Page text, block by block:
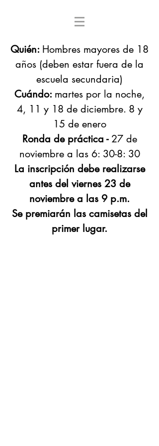
Quién: Hombres mayores de 18
años (deben estar fuera de la
escuela secundaria)
Cuándo: martes por la noche,
4, 11 y 18 de diciembre. 8 y
15 de enero
Ronda de práctica - 27 de
noviembre a las 6: 30-8: 30
La inscripción debe realizarse
antes del viernes 23 de
noviembre a las 9 p.m.
Se premiarán las camisetas del
primer lugar.